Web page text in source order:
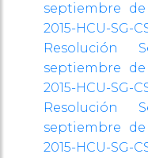
septiembre
2015-HCU-SG-
Resolución
septiembre
2015-HCU-SG-
Resolución
septiembre
2015-HCU-SG-